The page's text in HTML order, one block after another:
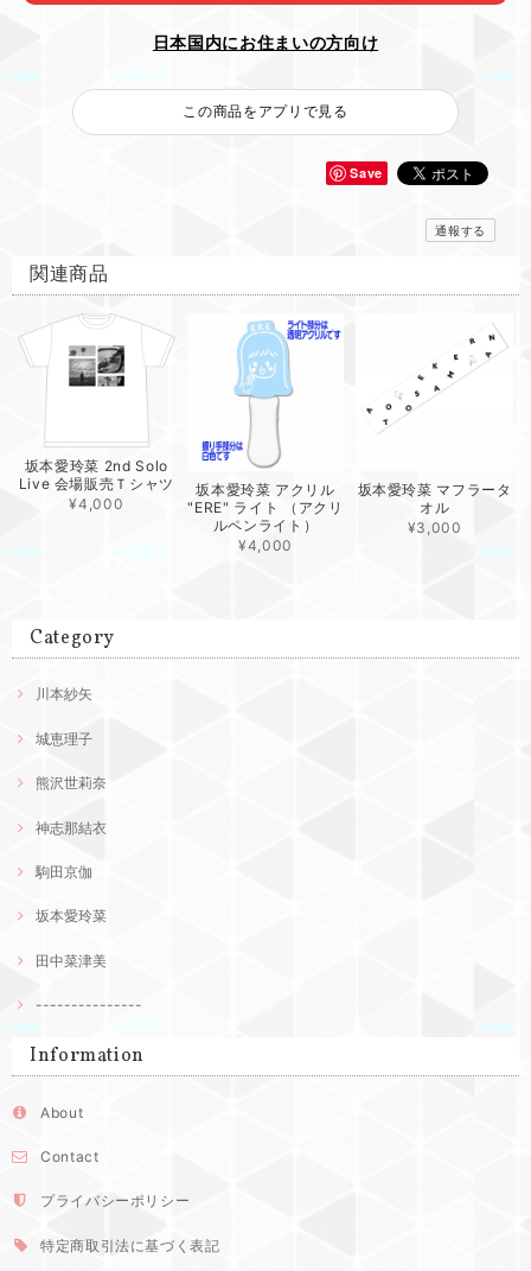
日本国内にお住まいの方向け
この商品をアプリで見る
Save
通報する
関連商品
坂本愛玲菜 2nd Solo
Live 会場販売Ｔシャツ
¥4,000
坂本愛玲菜 アクリル
"ERE" ライト （アクリ
ルペンライト）
¥4,000
坂本愛玲菜 マフラータ
オル
¥3,000
Category
川本紗矢
城恵理子
熊沢世莉奈
神志那結衣
駒田京伽
坂本愛玲菜
田中菜津美
---------------
Information
About
Contact
プライバシーポリシー
特定商取引法に基づく表記